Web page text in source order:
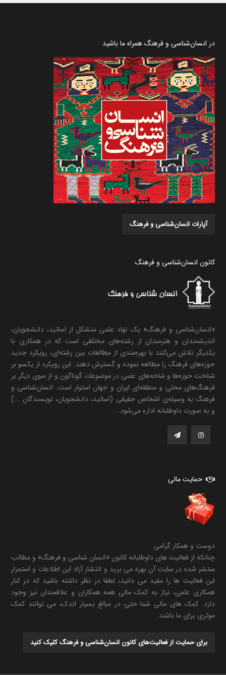
در انسان‌شناسی و فرهنگ همراه ما باشید
آپارات انسان‌شناسی و فرهنگ
کانون انسان‌شناسی و فرهنگ
«انسان‌شناسی و فرهنگ» یک نهاد علمی متشکل از اساتید، دانشجویان،
اندیشمندان و هنرمندان از رشته‌های مختلفی است که در همکاری با
یکدیگر تلاش می‌کنند با بهره‌مندی از مطالعات بین رشته‌ای، رویکرد جدید
حوزه‌های فرهنگ را مطالعه نموده و گسترش دهند. این رویکرد از یکسو بر
شناخت حوزه‌ها و شاخه‌های علمی در موضوعات گوناگون و از سوی دیگر بر
فرهنگ‌های محلی و منطقه‌ای ایران و جهان استوار است. انسان‌شناسی و
فرهنگ به وسیله‌ی اشخاص حقیقی (اساتید، دانشجویان، نویسندگان ...)
و به صورت داوطلبانه اداره می‌شود.
حمایت مالی
دوست و همکار گرامی
چنانکه از فعالیت های داوطلبانه کانون «انسان شناسی و فرهنگ» و مطالب
منتشر شده در سایت آن بهره می برید و انتشار آزاد این اطلاعات و استمرار
این فعالیت ها را مفید می دانید، لطفا در نظر داشته باشید که در کنار
همکاری علمی، نیاز به کمک مالی همه همکاران و علاقمندان نیز وجود
دارد. کمک های مالی شما حتی در مبالغ بسیار اندک، می توانند کمک
موثری برای ما باشند.
برای حمایت از فعالیت‌های کانون انسان‌شناسی و فرهنگ کلیک کنید